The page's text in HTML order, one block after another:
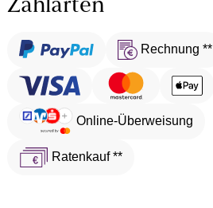
Zahlarten
Rechnung **
Online-Überweisung
Ratenkauf **